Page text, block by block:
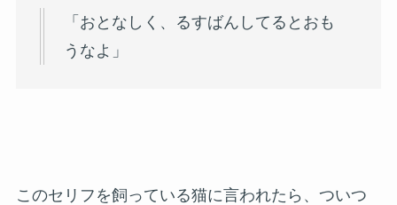
「おとなしく、るすばんしてるとおも
うなよ」
このセリフを飼っている猫に言われたら、ついつ